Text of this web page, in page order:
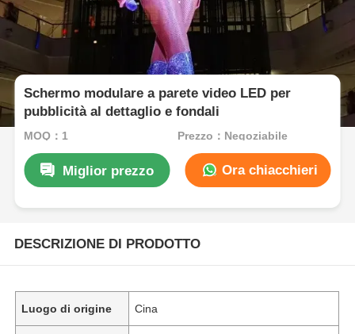
Schermo modulare a parete video LED per
pubblicità al dettaglio e fondali
MOQ：1 Prezzo：Negoziabile
Miglior prezzo Ora chiacchieri
DESCRIZIONE DI PRODOTTO
Luogo di origine Cina